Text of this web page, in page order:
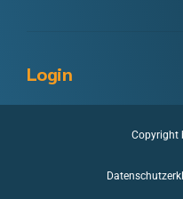
Login
Copyright